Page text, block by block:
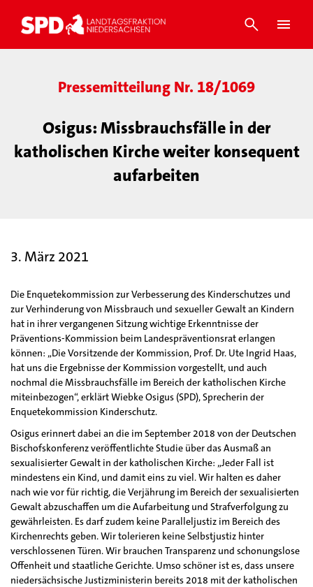
Pressemitteilung Nr. 18/1069
Osigus: Missbrauchsfälle in der
katholischen Kirche weiter konsequent
aufarbeiten
3. März 2021
Die Enquetekommission zur Verbesserung des Kinderschutzes und
zur Verhinderung von Missbrauch und sexueller Gewalt an Kindern
hat in ihrer vergangenen Sitzung wichtige Erkenntnisse der
Präventions-Kommission beim Landespräventionsrat erlangen
können: „Die Vorsitzende der Kommission, Prof. Dr. Ute Ingrid Haas,
hat uns die Ergebnisse der Kommission vorgestellt, und auch
nochmal die Missbrauchsfälle im Bereich der katholischen Kirche
miteinbezogen“, erklärt Wiebke Osigus (SPD), Sprecherin der
Enquetekommission Kinderschutz.
Osigus erinnert dabei an die im September 2018 von der Deutschen
Bischofskonferenz veröffentlichte Studie über das Ausmaß an
sexualisierter Gewalt in der katholischen Kirche: „Jeder Fall ist
mindestens ein Kind, und damit eins zu viel. Wir halten es daher
nach wie vor für richtig, die Verjährung im Bereich der sexualisierten
Gewalt abzuschaffen um die Aufarbeitung und Strafverfolgung zu
gewährleisten. Es darf zudem keine Paralleljustiz im Bereich des
Kirchenrechts geben. Wir tolerieren keine Selbstjustiz hinter
verschlossenen Türen. Wir brauchen Transparenz und schonungslose
Offenheit und staatliche Gerichte. Umso schöner ist es, dass unsere
niedersächsische Justizministerin bereits 2018 mit der katholischen